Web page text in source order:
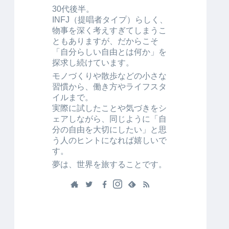
30代後半。
INFJ（提唱者タイプ）らしく、
物事を深く考えすぎてしまうこ
ともありますが、だからこそ
「自分らしい自由とは何か」を
探求し続けています。
モノづくりや散歩などの小さな
習慣から、働き方やライフスタ
イルまで。
実際に試したことや気づきをシ
ェアしながら、同じように「自
分の自由を大切にしたい」と思
う人のヒントになれば嬉しいで
す。
夢は、世界を旅することです。